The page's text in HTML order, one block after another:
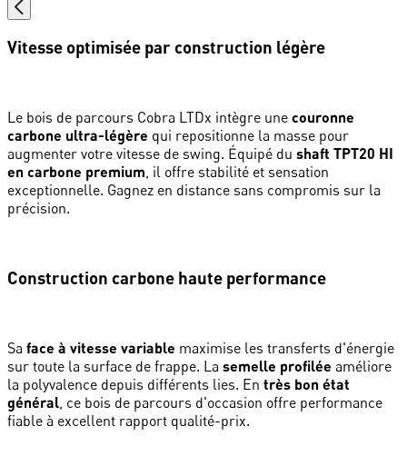
Vitesse optimisée par construction légère
Le bois de parcours Cobra LTDx intègre une couronne
carbone ultra-légère qui repositionne la masse pour
augmenter votre vitesse de swing. Équipé du shaft TPT20 HI
en carbone premium, il offre stabilité et sensation
exceptionnelle. Gagnez en distance sans compromis sur la
précision.
Construction carbone haute performance
Sa face à vitesse variable maximise les transferts d'énergie
sur toute la surface de frappe. La semelle profilée améliore
la polyvalence depuis différents lies. En très bon état
général , ce bois de parcours d'occasion offre performance
fiable à excellent rapport qualité-prix.